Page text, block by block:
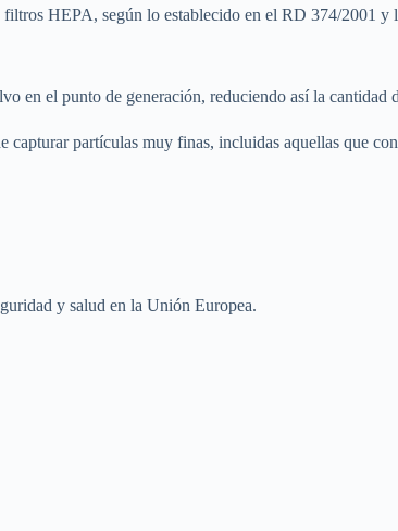
HEPA, según lo establecido en el RD 374/2001
en el punto de generación, reduciendo así la cantidad
partículas muy finas, incluidas aquellas que
y salud en la Unión Europea.